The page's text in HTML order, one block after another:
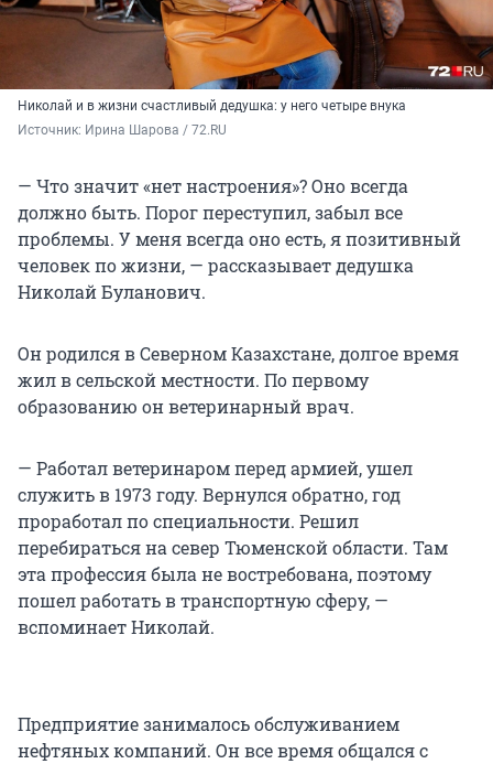
Николай и в жизни счастливый дедушка: у него четыре внука
Источник: Ирина Шарова / 72.RU
— Что значит «нет настроения»? Оно всегда
должно быть. Порог переступил, забыл все
проблемы. У меня всегда оно есть, я позитивный
человек по жизни, — рассказывает дедушка
Николай Буланович.
Он родился в Северном Казахстане, долгое время
жил в сельской местности. По первому
образованию он ветеринарный врач.
— Работал ветеринаром перед армией, ушел
служить в 1973 году. Вернулся обратно, год
проработал по специальности. Решил
перебираться на север Тюменской области. Там
эта профессия была не востребована, поэтому
пошел работать в транспортную сферу, —
вспоминает Николай.
Предприятие занималось обслуживанием
нефтяных компаний. Он все время общался с